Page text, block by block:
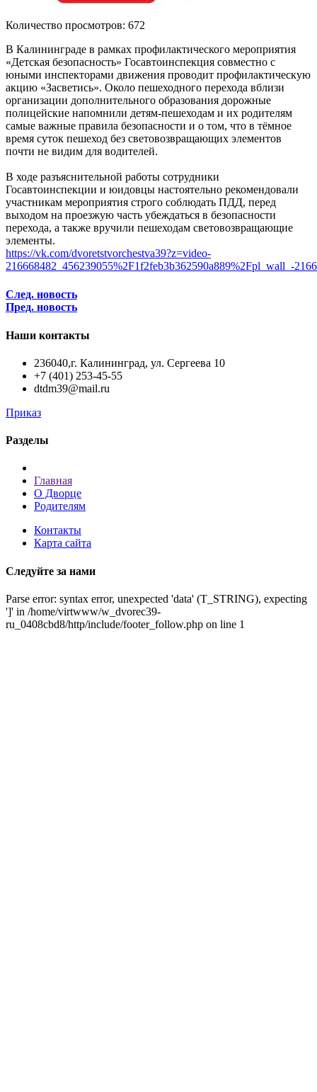
Количество просмотров: 672
В Калининграде в рамках профилактического мероприятия
«Детская безопасность» Госавтоинспекция совместно с
юными инспекторами движения проводит профилактическую
акцию «Засветись». Около пешеходного перехода вблизи
организации дополнительного образования дорожные
полицейские напомнили детям-пешеходам и их родителям
самые важные правила безопасности и о том, что в тёмное
время суток пешеход без световозвращающих элементов
почти не видим для водителей.
В ходе разъяснительной работы сотрудники
Госавтоинспекции и юидовцы настоятельно рекомендовали
участникам мероприятия строго соблюдать ПДД, перед
выходом на проезжую часть убеждаться в безопасности
перехода, а также вручили пешеходам световозвращающие
элементы.
https://vk.com/dvoretstvorchestva39?z=video-
216668482_456239055%2F1f2feb3b362590a889%2Fpl_wall_-
След. новость
Пред. новость
Наши контакты
236040,г. Калининград, ул. Сергеева 10
+7 (401) 253-45-55
dtdm39@mail.ru
Приказ
Разделы
Главная
О Дворце
Родителям
Контакты
Карта сайта
Следуйте за нами
Parse error: syntax error, unexpected 'data' (T_STRING), expecting
']' in /home/virtwww/w_dvorec39-
ru_0408cbd8/http/include/footer_follow.php on line 1